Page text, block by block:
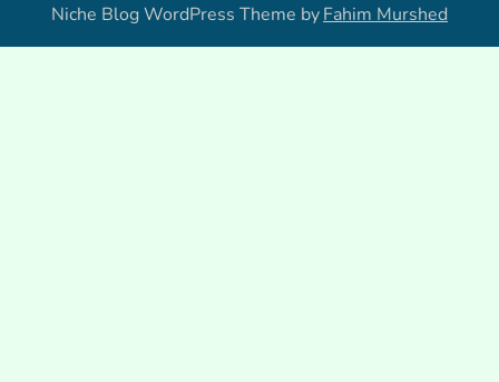
Niche Blog WordPress Theme byFahim Murshed